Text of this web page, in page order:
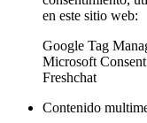
en este sitio web:
Google Tag
Microsoft
Freshchat
Contenido